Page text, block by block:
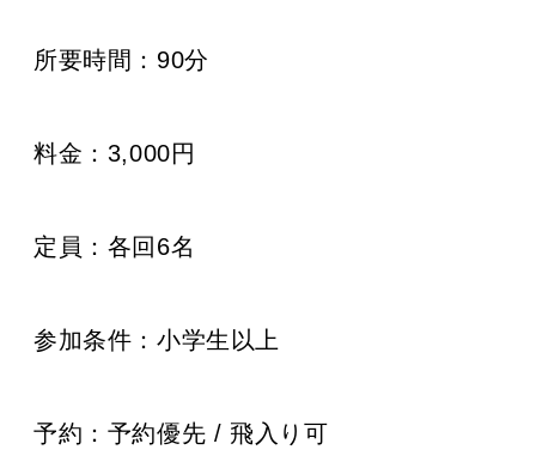
所要時間：90分
料金：3,000円
定員： 各回6名
参加条件： 小学生以上
予約： 予約優先 / 飛入り可